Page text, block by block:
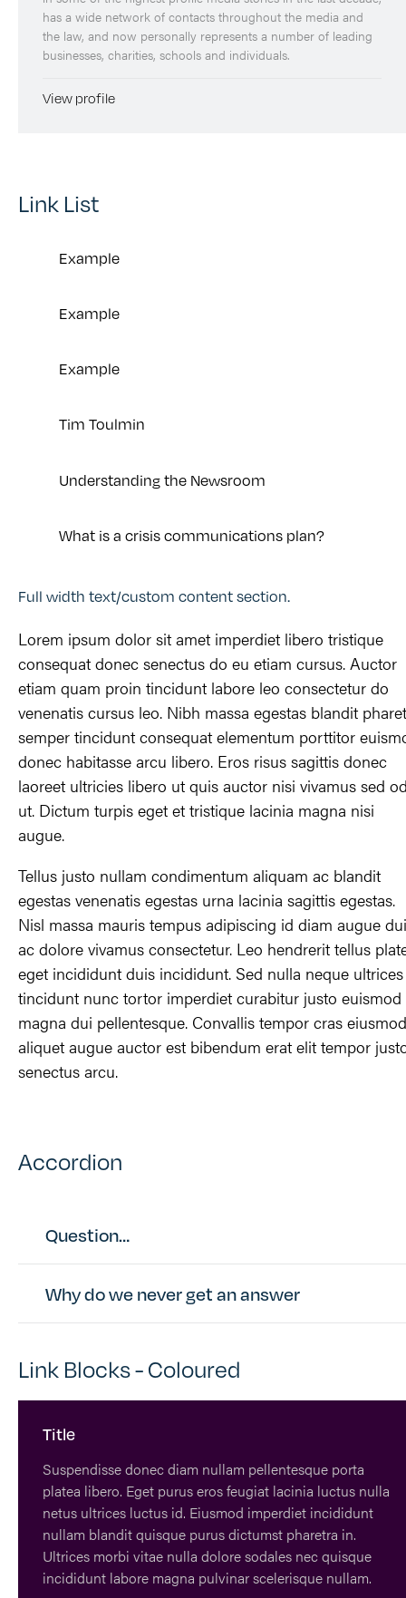
has a wide network of contacts throughout the media and
the law, and now personally represents a number of leading
businesses, charities, schools and individuals.
View profile
Link List
Example
Example
Example
Tim Toulmin
Understanding the Newsroom
What is a crisis communications plan?
Full width text/custom content section.
Lorem ipsum dolor sit amet imperdiet libero tristique
consequat donec senectus do eu etiam cursus. Auctor
etiam quam proin tincidunt labore leo consectetur do
venenatis cursus leo. Nibh massa egestas blandit
semper tincidunt consequat elementum porttitor
donec habitasse arcu libero. Eros risus sagittis donec
laoreet ultricies libero ut quis auctor nisi vivamus sed
ut. Dictum turpis eget et tristique lacinia magna nisi
augue.
Tellus justo nullam condimentum aliquam ac blandit
egestas venenatis egestas urna lacinia sagittis egestas.
Nisl massa mauris tempus adipiscing id diam augue dui
ac dolore vivamus consectetur. Leo hendrerit tellus
eget incididunt duis incididunt. Sed nulla neque ultrices
tincidunt nunc tortor imperdiet curabitur justo euismod
magna dui pellentesque. Convallis tempor cras eiusmod
aliquet augue auctor est bibendum erat elit tempor
senectus arcu.
Accordion
Question…
Why do we never get an answer
Link Blocks - Coloured
Title
Suspendisse donec diam nullam pellentesque porta
platea libero. Eget purus eros feugiat lacinia luctus nulla
netus ultrices luctus id. Eiusmod imperdiet incididunt
nullam blandit quisque purus dictumst pharetra in.
Ultrices morbi vitae nulla dolore sodales nec quisque
incididunt labore magna pulvinar scelerisque nullam.